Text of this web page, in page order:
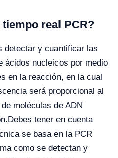
real PCR?
detectar y cuantificar las
ácidos nucleicos por medio
en la reacción, en la cual
será proporcional al
moléculas de ADN
Debes tener en cuenta
se basa en la PCR
como se detectan y